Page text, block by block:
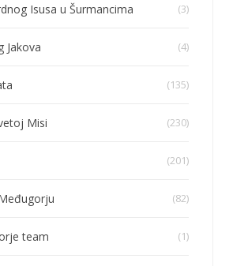
Isusa u Šurmancima (3)
Jakova (4)
(135)
Misi (230)
(201)
(82)
team (1)